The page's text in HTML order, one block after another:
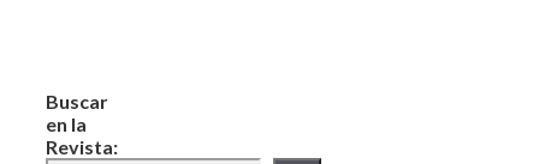
Buscar
en la
Revista: